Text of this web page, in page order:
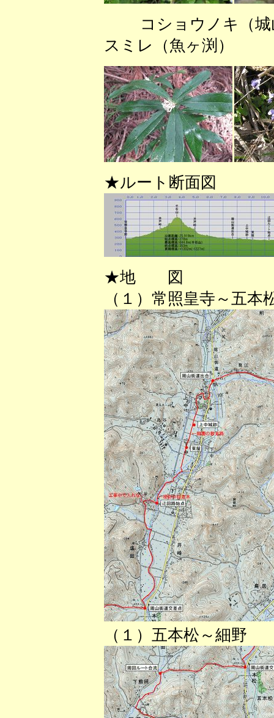
コショウノ
スミレ（魚ヶ
★ルート断面図
★地 図
（１）常照皇寺～五本
（１）五本松～細野